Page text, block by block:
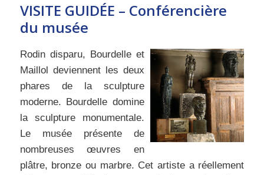
VISITE GUIDÉE – Conférencière
du musée
Rodin disparu, Bourdelle et
Maillol deviennent les deux
phares de la sculpture
moderne. Bourdelle domine
la sculpture monumentale.
Le musée présente de
nombreuses œuvres en
plâtre, bronze ou marbre. Cet artiste a réellement